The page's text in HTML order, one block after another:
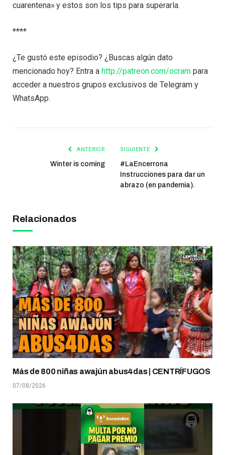
cuarentena» y estos son los tips para superarla.
****
¿Te gustó este episodio? ¿Buscas algún dato
mencionado hoy? Entra a http://patreon.com/ocram para
acceder a nuestros grupos exclusivos de Telegram y
WhatsApp.
ANTERIOR
Winter is coming
SIGUIENTE
#LaEncerrona
Instrucciones para dar un
abrazo (en pandemia).
Relacionados
Más de 800 niñas awajún abus4das | CENTRÍFUGOS
07/08/2026